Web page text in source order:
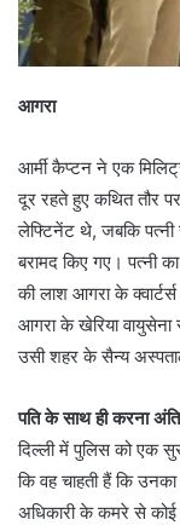
आगरा
आर्मी कैप्टन ने एक
दूर रहते हुए कथित तौर
लेफ्टिनेंट थे, जबकि
बरामद किए गए। पत्नी
की लाश आगरा के
आगरा के खेरिया
उसी शहर के सैन्य
पति के साथ ही करना
दिल्ली में पुलिस को एक
कि वह चाहती हैं कि
अधिकारी के कमरे से कोई